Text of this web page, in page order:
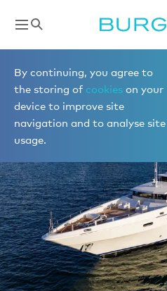
By continuing, you agree to
the storing of cookies on your
device to improve site
navigation and to analyse site
usage.
Superyacht videos